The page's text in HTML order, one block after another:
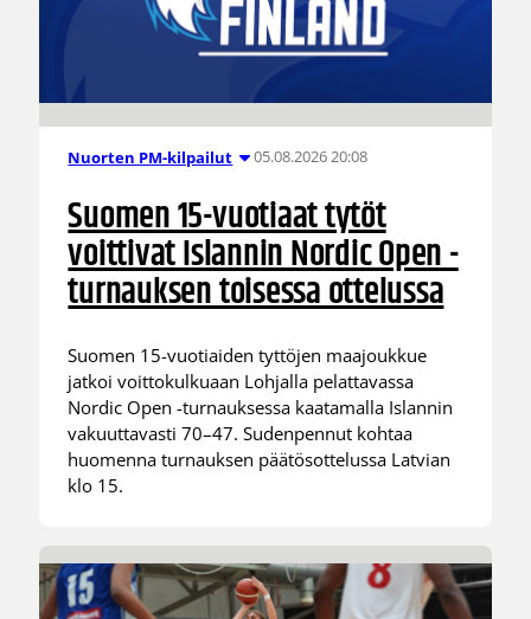
Nuorten PM-kilpailut 05.08.2026 20:08
Suomen 15-vuotiaat tytöt
voittivat Islannin Nordic Open -
turnauksen toisessa ottelussa
Suomen 15-vuotiaiden tyttöjen maajoukkue
jatkoi voittokulkuaan Lohjalla pelattavassa
Nordic Open -turnauksessa kaatamalla Islannin
vakuuttavasti 70–47. Sudenpennut kohtaa
huomenna turnauksen päätösottelussa Latvian
klo 15.